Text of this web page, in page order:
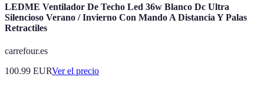
LEDME Ventilador De Techo Led 36w Blanco Dc Ultra
Silencioso Verano / Invierno Con Mando A Distancia Y Palas
Retractiles
carrefour.es
100.99 EURVer el precio